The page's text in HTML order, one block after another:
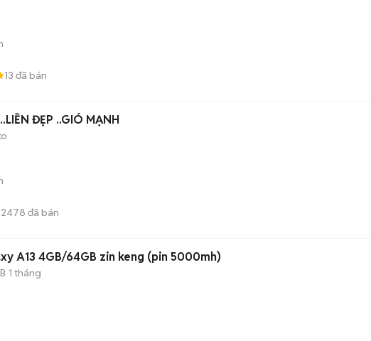
13 đã bán
ĐẸP ..GIÓ MẠNH
2478 đã bán
A13 4GB/64GB zin keng (pin 5000mh)
1 tháng